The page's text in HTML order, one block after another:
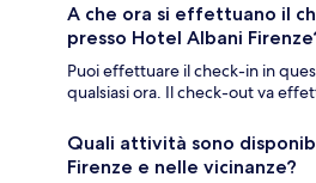
A che ora si effettuano il
presso Hotel Albani
Puoi effettuare il check-in in
qualsiasi ora. Il check-out va
Quali attività sono
Firenze e nelle vicinanze?